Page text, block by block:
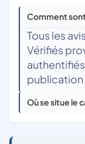
Comment sont
Tous les
Vérifiés
publication
Où se situe le